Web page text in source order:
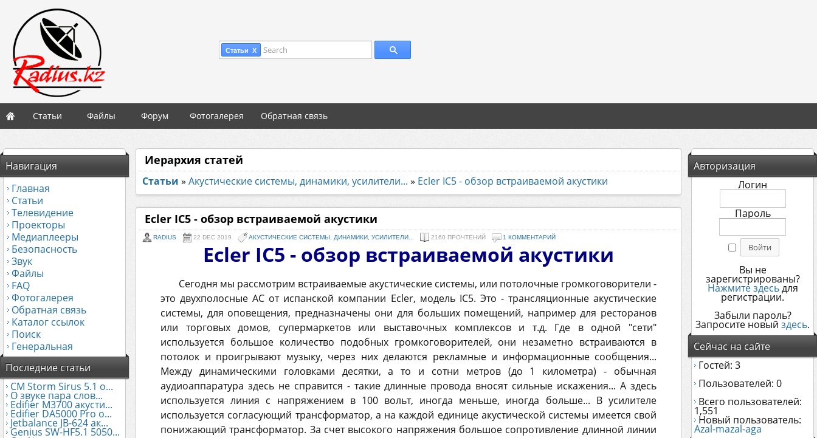
Статьи X Search
Статьи Файлы Форум Фотогалерея Обратная связь
Навигация
Главная
Статьи
Телевидение
Проекторы
Медиаплееры
Безопасность
Звук
Файлы
FAQ
Фотогалерея
Обратная связь
Каталог ссылок
Поиск
Генеральная
Последние статьи
CM Storm Sirus 5.1 о...
О звуке пара слов...
Edifier М3700 акусти...
Edifier DA5000 Pro о...
Jetbalance JB-624 ак...
Genius SW-HF5.1 5050...
Авторизация
Логин
Пароль
Вы не
зарегистрированы?
Нажмите здесьдля
регистрации.
Забыли пароль?
Запросите новый здесь.
Сейчас на сайте
Гостей: 3
Пользователей: 0
Всего пользователей:
1,551
Новый пользователь:
Azal-mazal-aga
Иерархия статей
Статьи » Акустические системы, динамики, усилители... » Ecler IC5 - обзор встраиваемой акустики
Ecler IC5 - обзор встраиваемой акустики
RADIUS 22 DEC 2019 АКУСТИЧЕСКИЕ СИСТЕМЫ, ДИНАМИКИ, УСИЛИТЕЛИ... 2160 ПРОЧТЕНИЙ 1 КОММЕНТАРИЙ
Ecler IC5 - обзор встраиваемой акустики
Сегодня мы рассмотрим встраиваемые акустические системы, или потолочные громкоговорители -
это двухполосные АС от испанской компании Ecler, модель IC5. Это - трансляционные акустические
системы, для оповещения, предназначены они для больших помещений, например для ресторанов
или торговых домов, супермаркетов или выставочных комплексов и т.д. Где в одной "сети"
используется большое количество подобных громкоговорителей, они незаметно встраиваются в
потолок и проигрывают музыку, через них делаются рекламные и информационные сообщения...
Между динамическими головками десятки, а то и сотни метров (до 1 километра) - обычная
аудиоаппаратура здесь не справится - такие длинные провода вносят сильные искажения... А здесь
используется линия с напряжением в 100 вольт, иногда меньше, иногда больше... В усилителе
используется согласующий трансформатор, а на каждой единице акустической системы имеется свой
понижающий трансформатор. За счет высокого напряжения большое сопротивление длинной линии